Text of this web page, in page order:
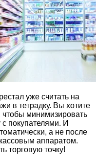
уже считать на
в тетрадку. Вы хотите
минимизировать
с покупателями. И
а не после
аппаратом.
торговую точку!